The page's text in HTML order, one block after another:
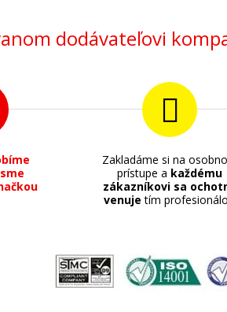
dodávateľovi
Zakladáme si na
prístupe a každému
zákazníkovi sa
venuje tím